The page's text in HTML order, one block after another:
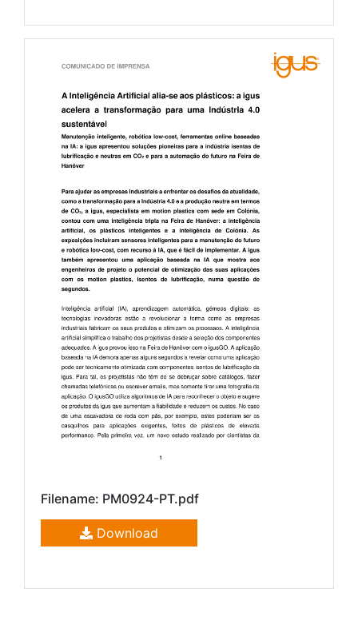
Filename: PM0924-PT.pdf
Download